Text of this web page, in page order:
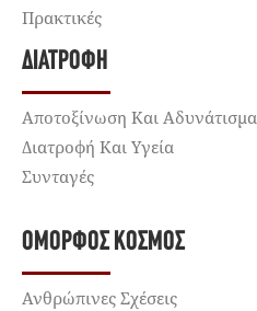
Πρακτικές
ΔΙΑΤΡΟΦΉ
Αποτοξίνωση Και Αδυνάτισμα
Διατροφή Και Υγεία
Συνταγές
ΌΜΟΡΦΟΣ ΚΌΣΜΟΣ
Ανθρώπινες Σχέσεις